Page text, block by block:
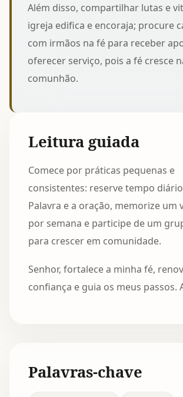
Além disso, compartilhar lutas e
igreja edifica e encoraja; procure
com irmãos na fé para receber
oferecer serviço, pois a fé cresce
comunhão.
Leitura guiada
Comece por práticas pequenas e
consistentes: reserve tempo
Palavra e a oração, memorize um
por semana e participe de um
para crescer em comunidade.
Senhor, fortalece a minha fé,
confiança e guia os meus passos.
Palavras-chave